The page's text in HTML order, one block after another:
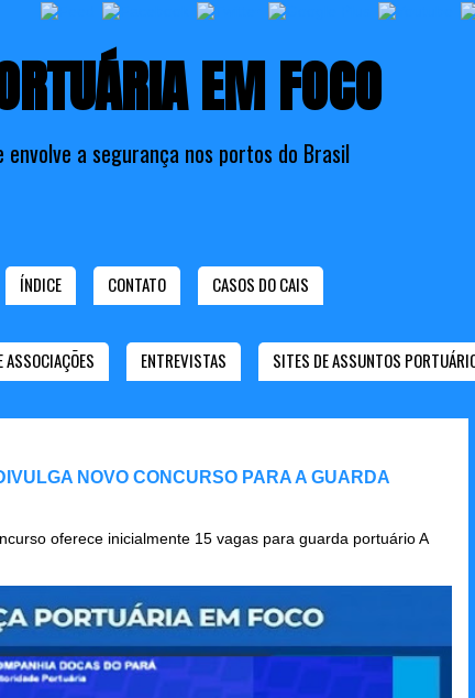
EM FOCO
a segurança nos portos do Brasil
ÍNDICE CONTATO CASOS DO CAIS
ENTREVISTAS SITES DE ASSUNTOS
NOVO CONCURSO PARA A GUARDA
oferece inicialmente 15 vagas para guarda portuário A